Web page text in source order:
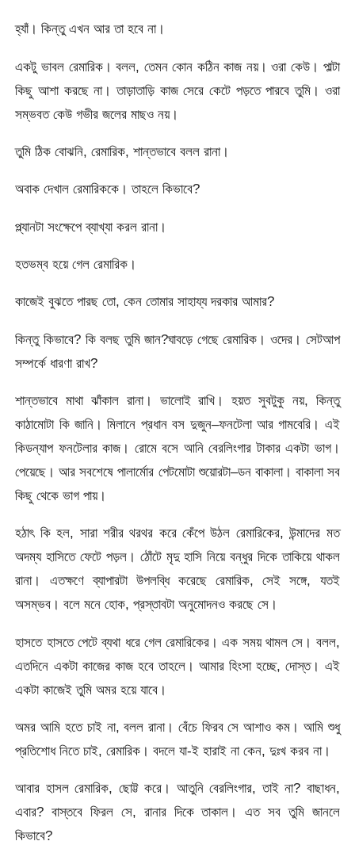
হ্যাঁ। কিন্তু এখন আর তা হবে না।
একটু ভাবল রেমারিক। বলল, তেমন কোন কঠিন কাজ নয়। ওরা কেউ। পাল্টা
কিছু আশা করছে না। তাড়াতাড়ি কাজ সেরে কেটে পড়তে পারবে তুমি। ওরা
সম্ভবত কেউ গভীর জলের মাছও নয়।
তুমি ঠিক বোঝনি, রেমারিক, শান্তভাবে বলল রানা।
অবাক দেখাল রেমারিককে। তাহলে কিভাবে?
প্ল্যানটা সংক্ষেপে ব্যাখ্যা করল রানা।
হতভম্ব হয়ে গেল রেমারিক।
কাজেই বুঝতে পারছ তো, কেন তোমার সাহায্য দরকার আমার?
কিন্তু কিভাবে? কি বলছ তুমি জান?ঘাবড়ে গেছে রেমারিক। ওদের। সেটআপ
সম্পর্কে ধারণা রাখ?
শান্তভাবে মাথা ঝাঁকাল রানা। ভালোই রাখি। হয়ত সুবটুকু নয়, কিন্তু
কাঠামোটা কি জানি। মিলানে প্রধান বস দুজুন–ফনটেলা আর গামবেরি। এই
কিডন্যাপ ফনটেলার কাজ। রোমে বসে আনি বেরলিংগার টাকার একটা ভাগ।
পেয়েছে। আর সবশেষে পালার্মোর পেটমোটা শুয়োরটা–ডন বাকালা। বাকালা সব
কিছু থেকে ভাগ পায়।
হঠাৎ কি হল, সারা শরীর থরথর করে কেঁপে উঠল রেমারিকের, উন্মাদের মত
অদম্য হাসিতে ফেটে পড়ল। ঠোঁটে মৃদু হাসি নিয়ে বন্ধুর দিকে তাকিয়ে থাকল
রানা। এতক্ষণে ব্যাপারটা উপলব্ধি করেছে রেমারিক, সেই সঙ্গে, যতই
অসম্ভব। বলে মনে হোক, প্রস্তাবটা অনুমোদনও করছে সে।
হাসতে হাসতে পেটে ব্যথা ধরে গেল রেমারিকের। এক সময় থামল সে। বলল,
এতদিনে একটা কাজের কাজ হবে তাহলে। আমার হিংসা হচ্ছে, দোস্ত। এই
একটা কাজেই তুমি অমর হয়ে যাবে।
অমর আমি হতে চাই না, বলল রানা। বেঁচে ফিরব সে আশাও কম। আমি শুধু
প্রতিশোধ নিতে চাই, রেমারিক। বদলে যা-ই হারাই না কেন, দুঃখ করব না।
আবার হাসল রেমারিক, ছোট্ট করে। আতুনি বেরলিংগার, তাই না? বাছাধন,
এবার? বাস্তবে ফিরল সে, রানার দিকে তাকাল। এত সব তুমি জানলে
কিভাবে?